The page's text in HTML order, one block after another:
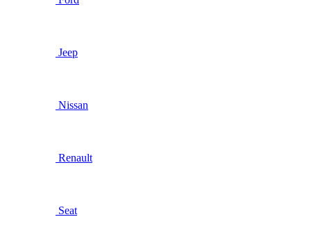
Jeep
Nissan
Renault
Seat